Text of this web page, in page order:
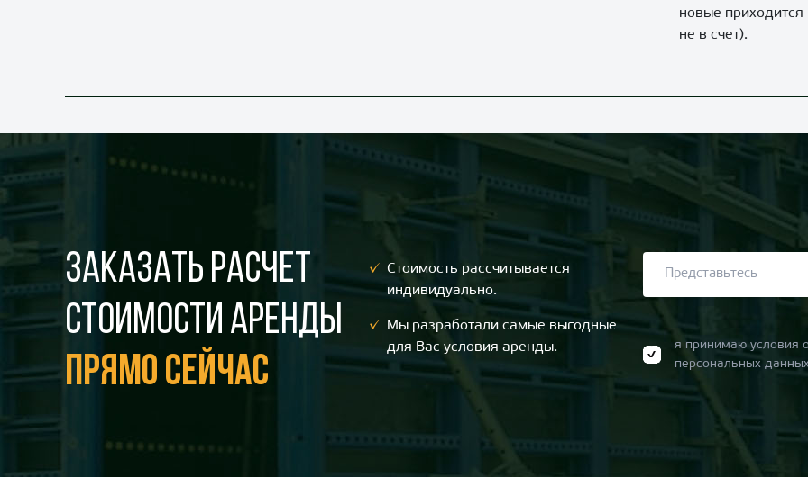
новые
не в счет).
Заказать расчет
стоимости аренды
прямо сейчас
Стоимость рассчитывается
индивидуально.
Мы разработали самые выгодные
для Вас условия аренды.
я принимаю условия
персональных